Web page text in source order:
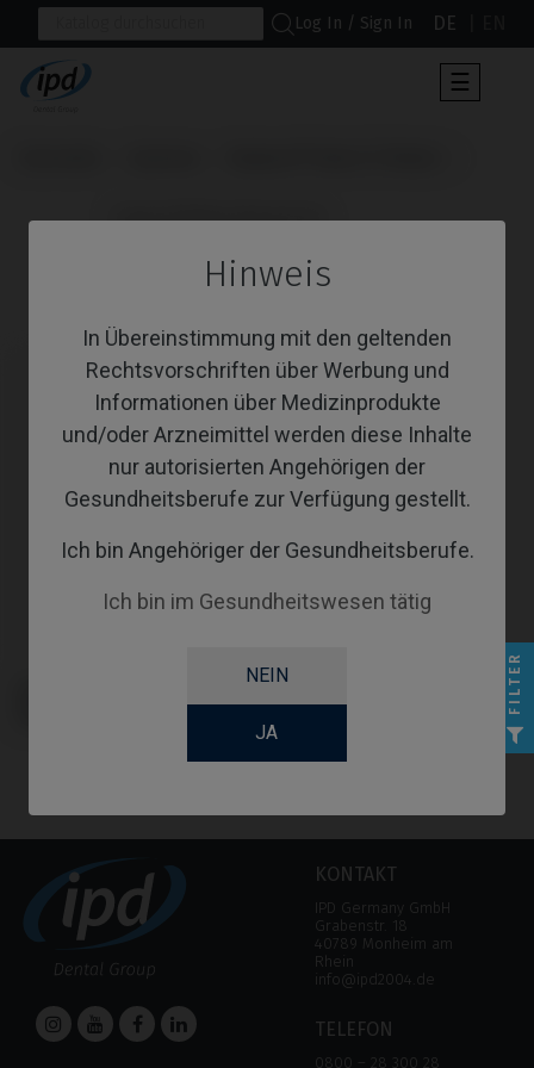
Hinweis
In Übereinstimmung mit den geltenden
Rechtsvorschriften über Werbung und
Informationen über Medizinprodukte
und/oder Arzneimittel werden diese Inhalte
nur autorisierten Angehörigen der
Gesundheitsberufe zur Verfügung gestellt.
Ich bin Angehöriger der Gesundheitsberufe.
Ich bin im Gesundheitswesen tätig
NEIN
JA
Log In / Sign In DE
der
☰
                      Angussfähige Abutments
kompatibel mit Nobel Biocare®
KONTAKT
IPD Germany GmbH
Grabenstr. 18
40789 Monheim am
Rhein
info@ipd2004.de
TELEFON
0800 – 28 300 28
FILTER